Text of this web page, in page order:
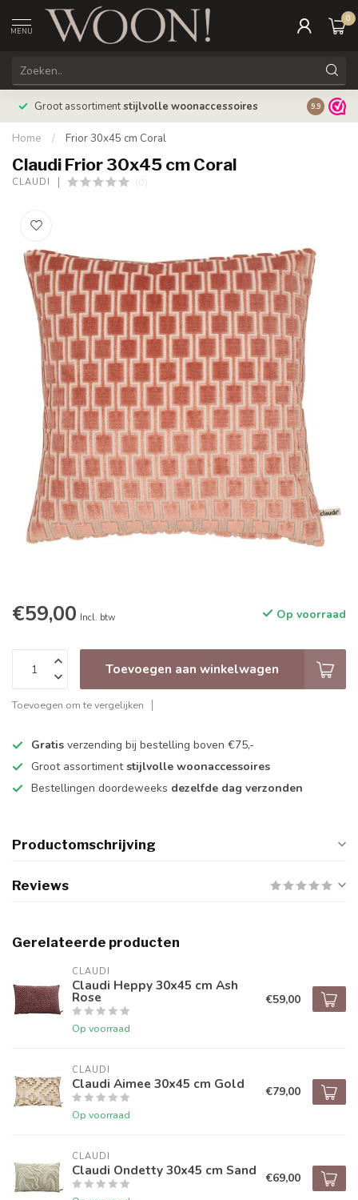
MENU
0
Groot assortimentstijlvolle woonaccessoires 9.9
Home / Frior 30x45 cm Coral
Claudi Frior 30x45 cm Coral
CLAUDI (0)
€59,00 Incl. btw Op voorraad
Toevoegen aan winkelwagen
Toevoegen om te vergelijken
Gratis verzending bij bestelling boven €75,-
Groot assortiment stijlvolle woonaccessoires
Bestellingen doordeweeks dezelfde dag verzonden
Productomschrijving
Reviews
Gerelateerde producten
CLAUDI
Claudi Heppy 30x45 cm Ash
Rose
Op voorraad
€59,00
CLAUDI
Claudi Aimee 30x45 cm Gold
Op voorraad
€79,00
CLAUDI
Claudi Ondetty 30x45 cm Sand €69,00